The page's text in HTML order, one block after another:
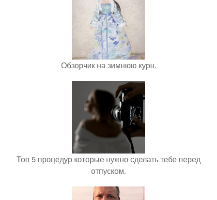
Обзорчик на зимнюю курн.
Топ 5 процедур которые нужно сделать тебе перед
отпуском.